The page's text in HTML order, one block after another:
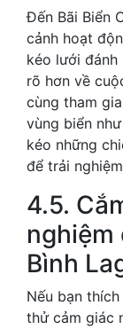
Đến Bãi Biển
cảnh hoạt
kéo lưới đánh
rõ hơn về
cùng tham
vùng biển
kéo những
để trải
4.5.
nghiệm
Bình
Nếu bạn
thử cảm giác